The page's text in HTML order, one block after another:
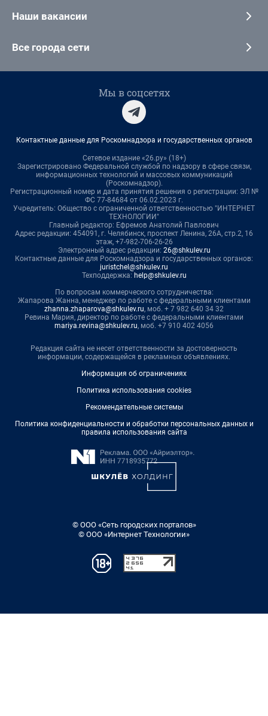
Наши вакансии
Все города сети
Мы в соцсетях
Контактные данные для Роскомнадзора и государственных органов
Сетевое издание «26.ру» (18+)
Зарегистрировано Федеральной службой по надзору в сфере связи,
информационных технологий и массовых коммуникаций
(Роскомнадзор).
Регистрационный номер и дата принятия решения о регистрации: ЭЛ №
ФС 77-84684 от 06.02.2023 г.
Учредитель: Общество с ограниченной ответственностью "ИНТЕРНЕТ
ТЕХНОЛОГИИ"
Главный редактор: Ефремов Анатолий Павлович
Адрес редакции: 454091, г. Челябинск, проспект Ленина, 26А, стр.2, 16
этаж, +7-982-706-26-26
Электронный адрес редакции: 26@shkulev.ru
Контактные данные для Роскомнадзора и государственных органов:
juristchel@shkulev.ru
Техподдержка: help@shkulev.ru
По вопросам коммерческого сотрудничества:
Жапарова Жанна, менеджер по работе с федеральными клиентами
zhanna.zhaparova@shkulev.ru, моб. + 7 982 640 34 32
Ревина Мария, директор по работе с федеральными клиентами
mariya.revina@shkulev.ru, моб. +7 910 402 4056
Редакция сайта не несет ответственности за достоверность
информации, содержащейся в рекламных объявлениях.
Информация об ограничениях
Политика использования cookies
Рекомендательные системы
Политика конфиденциальности и обработки персональных данных и
правила использования сайта
© ООО «Сеть городских порталов»
© ООО «Интернет Технологии»